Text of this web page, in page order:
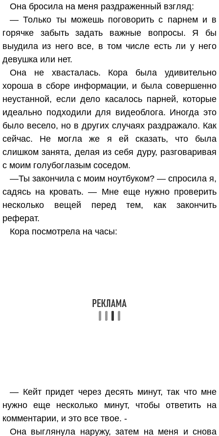
Она бросила на меня раздраженный взгляд:
— Только ты можешь поговорить с парнем и в
горячке забыть задать важные вопросы. Я бы
выудила из него все, в том числе есть ли у него
девушка или нет.
Она не хвасталась. Кора была удивительно
хороша в сборе информации, и была совершенно
неустанной, если дело касалось парней, которые
идеально подходили для видеоблога. Иногда это
было весело, но в других случаях раздражало. Как
сейчас. Не могла же я ей сказать, что была
слишком занята, делая из себя дуру, разговаривая
с моим голубоглазым соседом.
—Ты закончила с моим ноутбуком? — спросила я,
садясь на кровать. — Мне еще нужно проверить
несколько вещей перед тем, как закончить
реферат.
Кора посмотрела на часы:
— Кейт придет через десять минут, так что мне
нужно еще несколько минут, чтобы ответить на
комментарии, и это все твое. -
Она выглянула наружу, затем на меня и снова